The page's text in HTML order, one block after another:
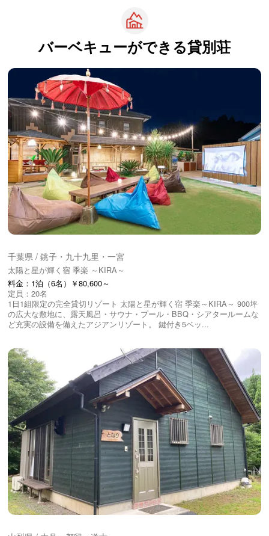
バーベキューができる貸別荘
千葉県 / 銚子・九十九里・一宮
太陽と星が輝く宿 季楽 ～KIRA～
料金：1泊（6名）￥80,600～
定員：20名
1日1組限定の完全貸切リゾート 太陽と星が輝く宿 季楽～KIRA～ 900坪
の広大な敷地に、露天風呂・サウナ・プール・BBQ・シアタールームな
ど充実の設備を備えたアジアンリゾート。 鍵付き5ベッ...